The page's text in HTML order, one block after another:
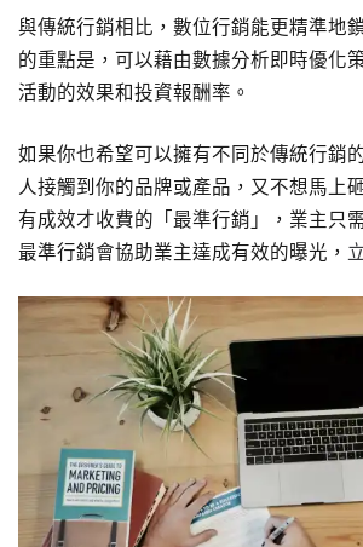
與傳統行銷相比，數位行銷能更精準地
的重點是，可以藉由數據分析即時優化
活動的效果和投資報酬率。
如果你也希望可以擁有不同於傳統行銷
人接觸到你的品牌或產品，又不想馬上
有成效才收費的「最準行銷」，業主只
最準行銷會協助業主達成有效的曝光，